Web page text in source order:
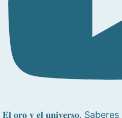
𝐄𝐥 𝐨𝐫𝐨 𝐲 𝐞𝐥 𝐮𝐧𝐢𝐯𝐞𝐫𝐬𝐨.